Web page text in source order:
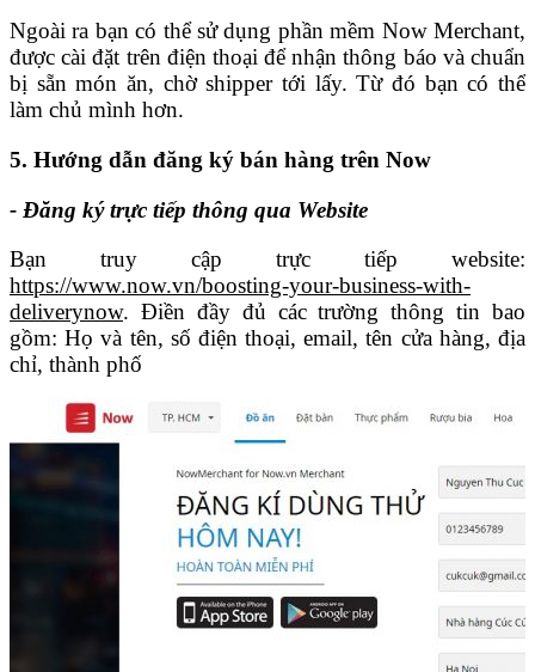
Ngoài ra bạn có thể sử dụng phần mềm Now Merchant,
được cài đặt trên điện thoại để nhận thông báo và chuẩn
bị sẵn món ăn, chờ shipper tới lấy. Từ đó bạn có thể
làm chủ mình hơn.
5. Hướng dẫn đăng ký bán hàng trên Now
- Đăng ký trực tiếp thông qua Website
Bạn truy cập trực tiếp website:
https://www.now.vn/boosting-your-business-with-
deliverynow. Điền đầy đủ các trường thông tin bao
gồm: Họ và tên, số điện thoại, email, tên cửa hàng, địa
chỉ, thành phố